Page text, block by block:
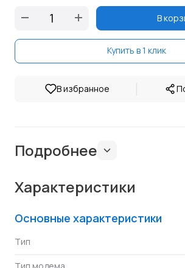
В
Купить в 1 клик
В избранное |
Подробнее
Характеристики
Основные характеристики
Тип